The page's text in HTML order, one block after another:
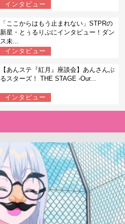
インタビュー
「ここからはもう止まれない」STPRの
新星・とぅるりぷにインタビュー！ダン
ス未...
インタビュー
【あんステ『紅月』座談会】あんさんぶ
るスターズ！ THE STAGE -Our...
インタビュー